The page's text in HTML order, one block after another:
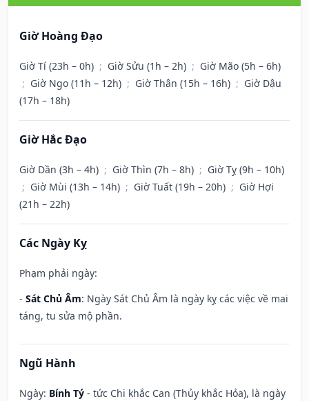
Giờ Hoàng Đạo
Giờ Tí (23h – 0h) ; Giờ Sửu (1h – 2h) ; Giờ Mão (5h – 6h)
; Giờ Ngọ (11h – 12h) ; Giờ Thân (15h – 16h) ; Giờ Dậu
(17h – 18h)
Giờ Hắc Đạo
Giờ Dần (3h – 4h) ; Giờ Thìn (7h – 8h) ; Giờ Tỵ (9h – 10h)
; Giờ Mùi (13h – 14h) ; Giờ Tuất (19h – 20h) ; Giờ Hợi
(21h – 22h)
Các Ngày Kỵ
Phạm phải ngày:
- Sát Chủ Âm: Ngày Sát Chủ Âm là ngày kỵ các việc về mai
táng, tu sửa mộ phần.
Ngũ Hành
Ngày: Bính Tý - tức Chi khắc Can (Thủy khắc Hỏa), là ngày